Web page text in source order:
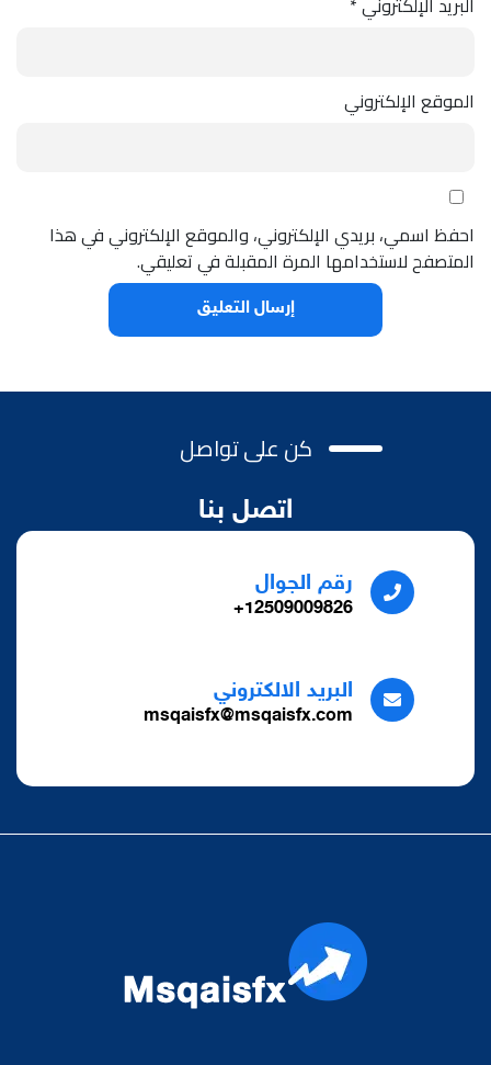
الموقع الإلكتروني
احفظ اسمي، بريدي الإلكتروني، والموقع الإلكتروني في هذا
المتصفح لاستخدامها المرة المقبلة في تعليقي.
كن على تواصل
اتصل بنا
رقم الجوال
12509009826+
البريد الالكتروني
msqaisfx@msqaisfx.com